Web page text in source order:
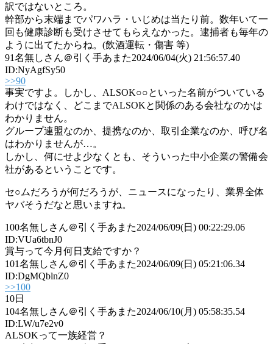
訳ではないところ。
幹部から末端までパワハラ・いじめは当たり前。数年いて一
回も健康診断も受けさせてもらえなかった。逮捕者も毎年の
ように出てたからね。(飲酒運転・傷害 等)
91名無しさん＠引く手あまた2024/06/04(火) 21:56:57.40
ID:NyAgfSy50
>>90
事実ですよ。しかし、ALSOK○○といった名前がついている
わけではなく、どこまでALSOKと関係のある会社なのかは
わかりません。
グループ連盟なのか、提携なのか、取引企業なのか、呼び名
はわかりませんが…。
しかし、何にせよ少なくとも、そういった中小企業の警備会
社があるということです。
セ○ムだろうが何だろうが、ニュースになったり、業界全体
ヤバそうだなと思いますね。
100名無しさん＠引く手あまた2024/06/09(日) 00:22:29.06
ID:VUa6tbnJ0
賞与って今月何日支給ですか？
101名無しさん＠引く手あまた2024/06/09(日) 05:21:06.34
ID:DgMQblnZ0
>>100
10日
104名無しさん＠引く手あまた2024/06/10(月) 05:58:35.54
ID:LW/u7e2v0
ALSOKって一族経営？